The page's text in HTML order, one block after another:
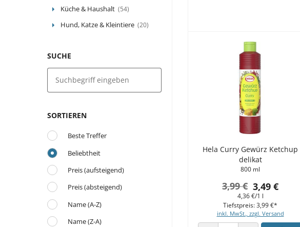
Küche & Haushalt (54)
Hund, Katze & Kleintiere (20)
SUCHE
SORTIEREN
Beste Treffer
Beliebtheit
Preis (aufsteigend)
Preis (absteigend)
Name (A-Z)
Name (Z-A)
Hela Curry Gewürz Ketchup
delikat
800 ml
3,49 €
3,99 €
4,36 €/1 l
inkl. MwSt., zzgl. Versand
Tiefstpreis: 3,99 €*